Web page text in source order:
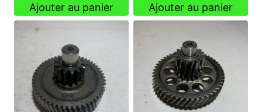
Ajouter au panier Ajouter au panier